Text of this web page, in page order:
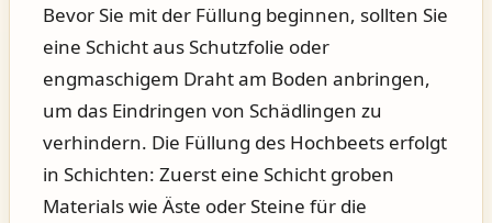
Bevor Sie mit der Füllung beginnen, sollten Sie
eine Schicht aus Schutzfolie oder
engmaschigem Draht am Boden anbringen,
um das Eindringen von Schädlingen zu
verhindern. Die Füllung des Hochbeets erfolgt
in Schichten: Zuerst eine Schicht groben
Materials wie Äste oder Steine für die